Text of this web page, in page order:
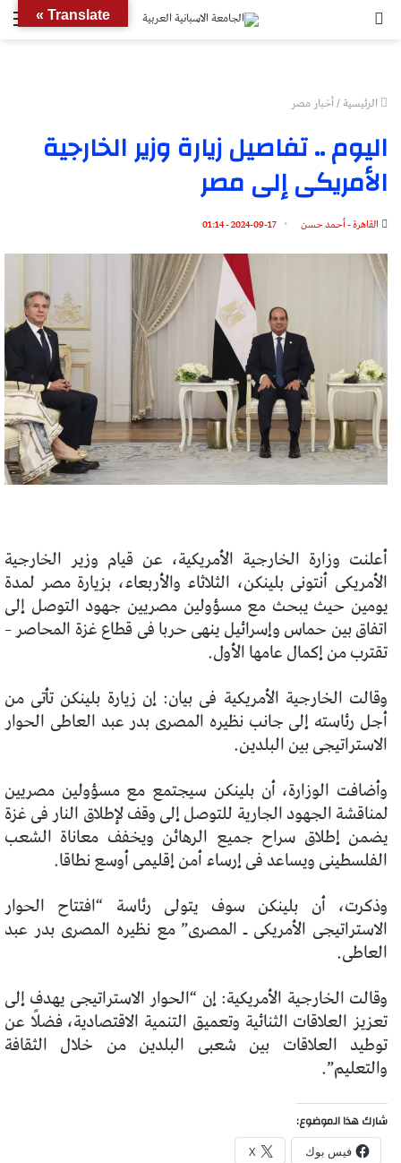
الرئيسية/أخبار مصر
اليوم .. تفاصيل زيارة وزير الخارجية
الأمريكى إلى مصر
القاهرة - أحمد حسن 2024-09-17 - 01:14
أعلنت وزارة الخارجية الأمريكية، عن قيام وزير الخارجية
الأمريكى أنتونى بلينكن، الثلاثاء والأربعاء، بزيارة مصر لمدة
يومين حيث يبحث مع مسؤولين مصريين جهود التوصل إلى
اتفاق بين حماس وإسرائيل ينهى حربا فى قطاع غزة المحاصر –
تقترب من إكمال عامها الأول.
وقالت الخارجية الأمريكية فى بيان: إن زيارة بلينكن تأتى من
أجل رئاسته إلى جانب نظيره المصرى بدر عبد العاطى الحوار
الاستراتيجى بين البلدين.
وأضافت الوزارة، أن بلينكن سيجتمع مع مسؤولين مصريين
لمناقشة الجهود الجارية للتوصل إلى وقف لإطلاق النار فى غزة
يضمن إطلاق سراح جميع الرهائن ويخفف معاناة الشعب
الفلسطينى ويساعد فى إرساء أمن إقليمى أوسع نطاقا.
وذكرت، أن بلينكن سوف يتولى رئاسة “افتتاح الحوار
الاستراتيجى الأمريكى ـ المصرى” مع نظيره المصرى بدر عبد
العاطى.
وقالت الخارجية الأمريكية: إن “الحوار الاستراتيجى يهدف إلى
تعزيز العلاقات الثنائية وتعميق التنمية الاقتصادية، فضلًا عن
توطيد العلاقات بين شعبى البلدين من خلال الثقافة
والتعليم”.
شارك هذا الموضوع:
فيس بوك X
Translate »